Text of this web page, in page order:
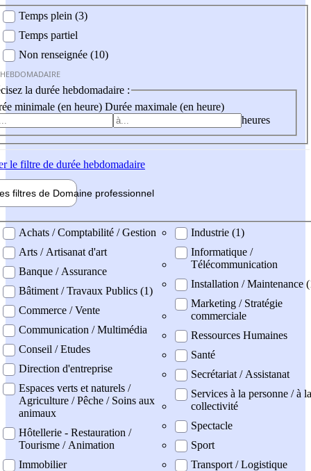
Temps plein (3)
Temps partiel
Non renseignée (10)
la durée hebdomadaire :
minimale (en heure) Durée maximale (en heure)
heures
le filtre de durée hebdomadaire
filtres de Domaine professionnel
professionel
Achats / Comptabilité / Gestion
Arts / Artisanat d'art
Banque / Assurance
Bâtiment / Travaux Publics (1)
Commerce / Vente
Communication / Multimédia
Conseil / Etudes
Direction d'entreprise
Espaces verts et naturels /
Agriculture / Pêche / Soins aux
animaux
Hôtellerie - Restauration /
Tourisme / Animation
Immobilier
Industrie (1)
Informatique /
Télécommunication
Installation / Maintenance
Marketing / Stratégie
commerciale
Ressources Humaines
Santé
Secrétariat / Assistanat
Services à la personne / à la
collectivité
Spectacle
Sport
Transport / Logistique